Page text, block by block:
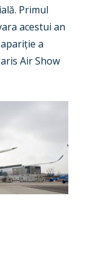
Primul
acestui an
a
Air Show
Airshows
Dubai 2025
Paris 2025
Jets